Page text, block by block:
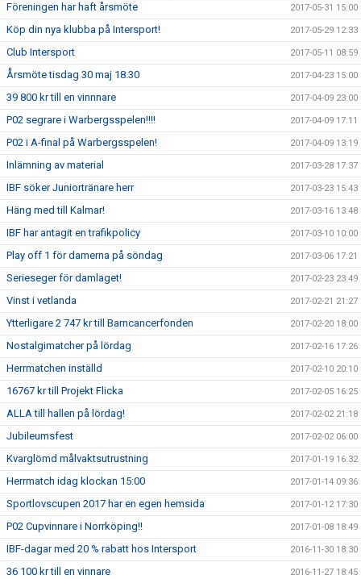
Föreningen har haft årsmöte 2017-05-31 15:00
Köp din nya klubba på Intersport! 2017-05-29 12:33
Club Intersport 2017-05-11 08:59
Årsmöte tisdag 30 maj 18.30 2017-04-23 15:00
39 800 kr till en vinnnare 2017-04-09 23:00
P02 segrare i Warbergsspelen!!!! 2017-04-09 17:11
P02 i A-final på Warbergsspelen! 2017-04-09 13:19
Inlämning av material 2017-03-28 17:37
IBF söker Juniortränare herr 2017-03-23 15:43
Häng med till Kalmar! 2017-03-16 13:48
IBF har antagit en trafikpolicy 2017-03-10 10:00
Play off 1 för damerna på söndag 2017-03-06 17:21
Serieseger för damlaget! 2017-02-23 23:49
Vinst i vetlanda 2017-02-21 21:27
Ytterligare 2 747 kr till Barncancerfonden 2017-02-20 18:00
Nostalgimatcher på lördag 2017-02-16 17:26
Herrmatchen inställd 2017-02-10 20:10
16767 kr till Projekt Flicka 2017-02-05 16:25
ALLA till hallen på lördag! 2017-02-02 21:18
Jubileumsfest 2017-02-02 06:00
Kvarglömd målvaktsutrustning 2017-01-19 16:32
Herrmatch idag klockan 15:00 2017-01-14 09:36
Sportlovscupen 2017 har en egen hemsida 2017-01-12 17:30
P02 Cupvinnare i Norrköping!! 2017-01-08 18:49
IBF-dagar med 20 % rabatt hos Intersport 2016-11-30 18:30
36 100 kr till en vinnare 2016-11-27 18:45